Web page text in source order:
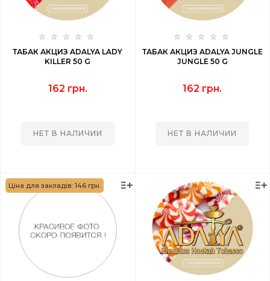
ТАБАК АКЦИЗ ADALYA LADY
KILLER 50 G
162 грн.
НЕТ В НАЛИЧИИ
ТАБАК АКЦИЗ ADALYA JUNGLE
JUNGLE 50 G
162 грн.
НЕТ В НАЛИЧИИ
Ціна для закладів: 146 грн.